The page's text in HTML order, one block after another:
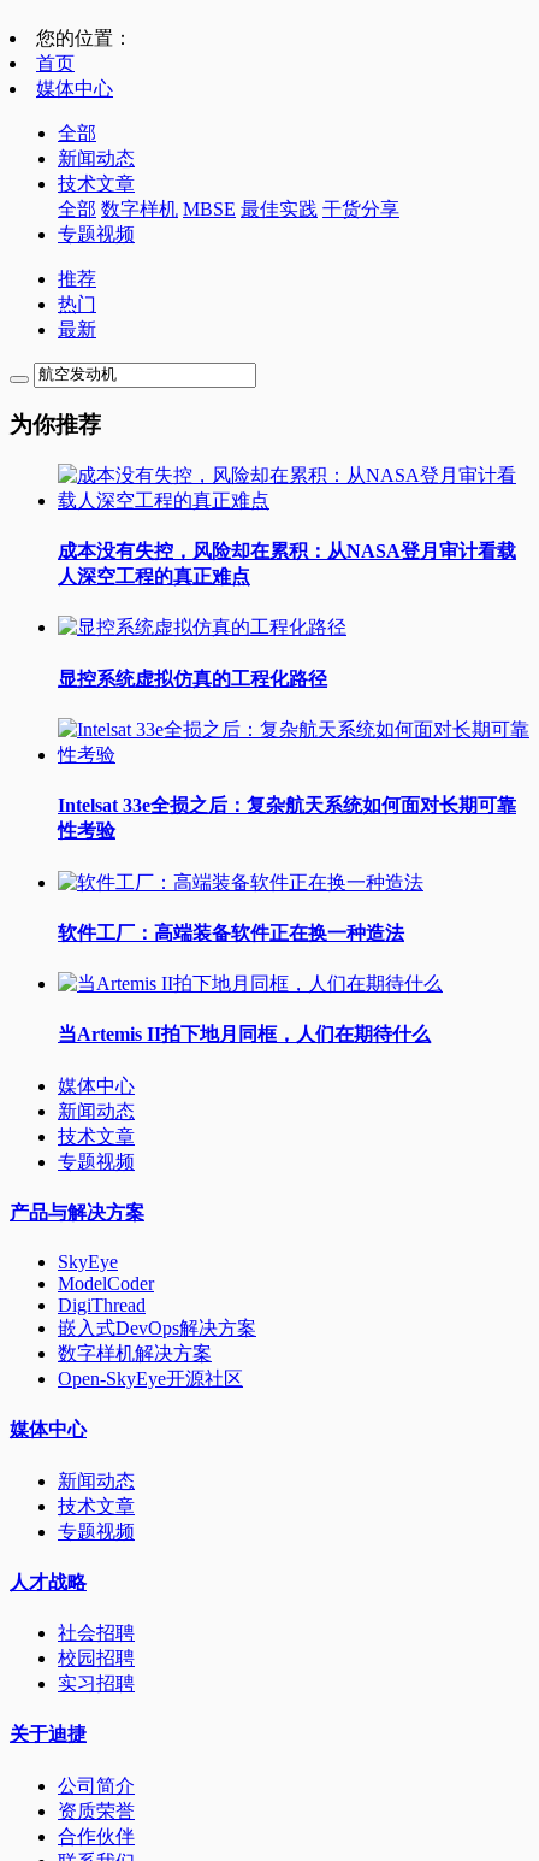
您的位置：
首页
媒体中心
全部
新闻动态
技术文章
全部 数字样机 MBSE 最佳实践 干货分享
专题视频
推荐
热门
最新
为你推荐
成本没有失控，风险却在累积：从NASA登月审计看载
人深空工程的真正难点
显控系统虚拟仿真的工程化路径
Intelsat 33e全损之后：复杂航天系统如何面对长期可靠
性考验
软件工厂：高端装备软件正在换一种造法
当Artemis II拍下地月同框，人们在期待什么
媒体中心
新闻动态
技术文章
专题视频
产品与解决方案
SkyEye
ModelCoder
DigiThread
嵌入式DevOps解决方案
数字样机解决方案
Open-SkyEye开源社区
媒体中心
新闻动态
技术文章
专题视频
人才战略
社会招聘
校园招聘
实习招聘
关于迪捷
公司简介
资质荣誉
合作伙伴